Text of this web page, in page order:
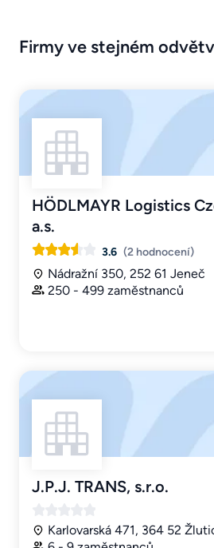
Firmy ve stejném
HÖDLMAYR Logistics
a.s.
3.6 (2 hodnocení)
Nádražní 350, 252 61 Jeneč
250 - 499 zaměstnanců
J.P.J. TRANS, s.r.o.
Karlovarská 471, 364 52